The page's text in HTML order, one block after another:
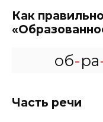
Как
об-ра
Часть речи